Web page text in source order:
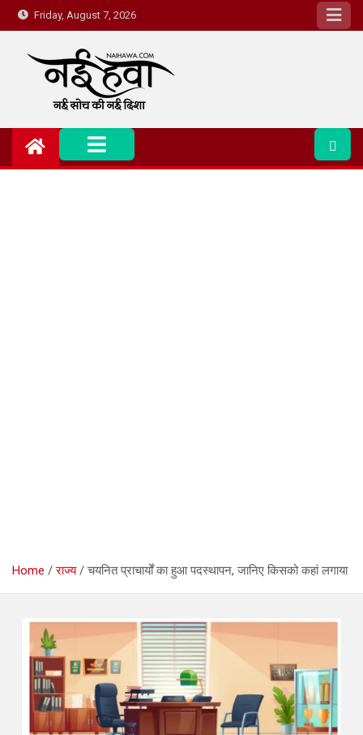
Friday, August 7, 2026
Nai Hawa
Home राज्य चयनित प्राचार्यों का हुआ पदस्थापन, जानिए किसको कहां लगाया